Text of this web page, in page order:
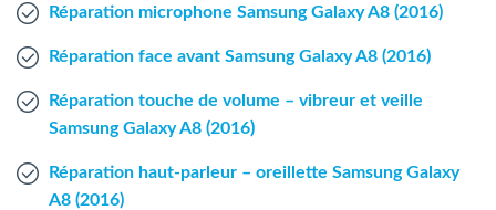
Réparation microphone Samsung Galaxy A8 (2016)
Réparation face avant Samsung Galaxy A8 (2016)
Réparation touche de volume – vibreur et veille
Samsung Galaxy A8 (2016)
Réparation haut-parleur – oreillette Samsung Galaxy
A8 (2016)